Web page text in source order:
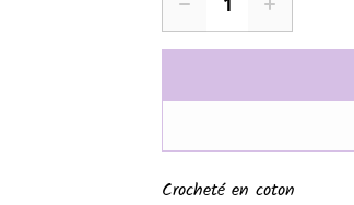
Crocheté en coton